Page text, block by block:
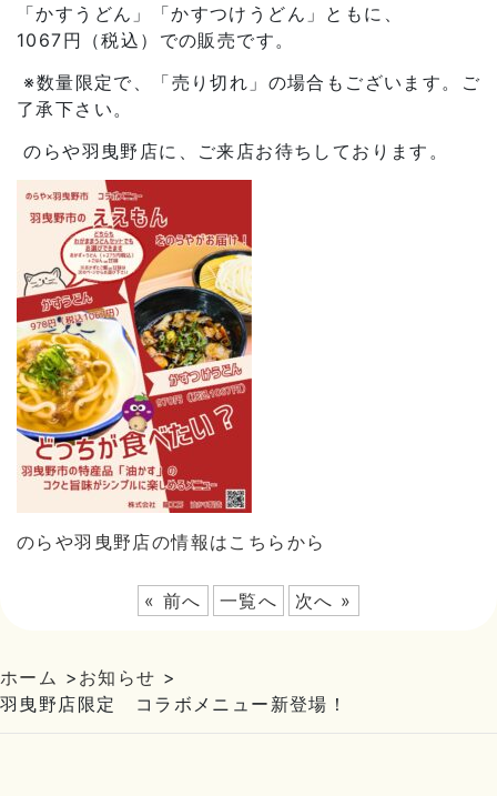
「かすうどん」「かすつけうどん」ともに、
1067円（税込）での販売です。
※数量限定で、「売り切れ」の場合もございます。ご
了承下さい。
のらや羽曳野店に、ご来店お待ちしております。
のらや羽曳野店の情報はこちらから
« 前へ 一覧へ 次へ »
ホーム > お知らせ >
羽曳野店限定 コラボメニュー新登場！